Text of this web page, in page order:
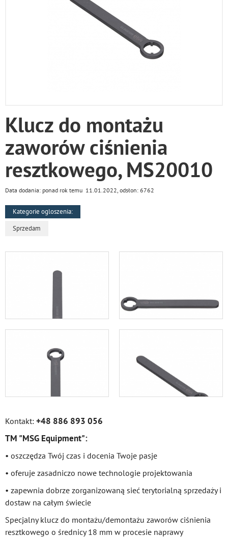
Klucz do montażu
zaworów ciśnienia
resztkowego, MS20010
Data dodania: ponad rok temu 11.01.2022, odsłon: 6762
Kategorie ogloszenia:
Sprzedam
Kontakt: +48 886 893 056
TM "MSG Equipment":
• oszczędza Twój czas i docenia Twoje pasje
• oferuje zasadniczo nowe technologie projektowania
• zapewnia dobrze zorganizowaną sieć terytorialną sprzedaży i
dostaw na całym świecie
Specjalny klucz do montażu/demontażu zaworów ciśnienia
resztkowego o średnicy 18 mm w procesie naprawy